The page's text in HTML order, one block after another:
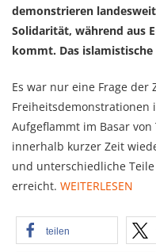
demonstrieren
Solidarität, während aus
kommt. Das
Es war nur eine Frage
Freiheitsdemonstrationen
Aufgeflammt im Basar
innerhalb kurzer Zeit
und unterschiedliche
erreicht. WEITERLESEN
teilen